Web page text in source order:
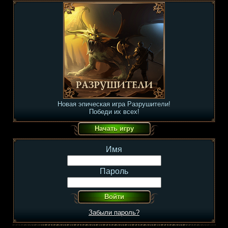
Новая эпическая игра Разрушители!
Победи их всех!
Имя
Пароль
Забыли пароль?